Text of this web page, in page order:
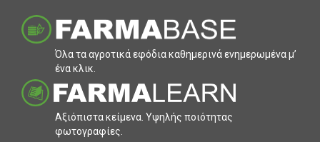
Όλα τα αγροτικά εφόδια καθηµερινά ενηµερωµένα µ’
ένα κλικ.
Αξιόπιστα κείµενα. Υψηλής ποιότητας
φωτογραφίες.